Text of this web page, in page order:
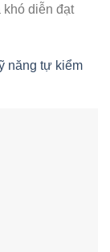
khó diễn đạt
năng tự kiểm